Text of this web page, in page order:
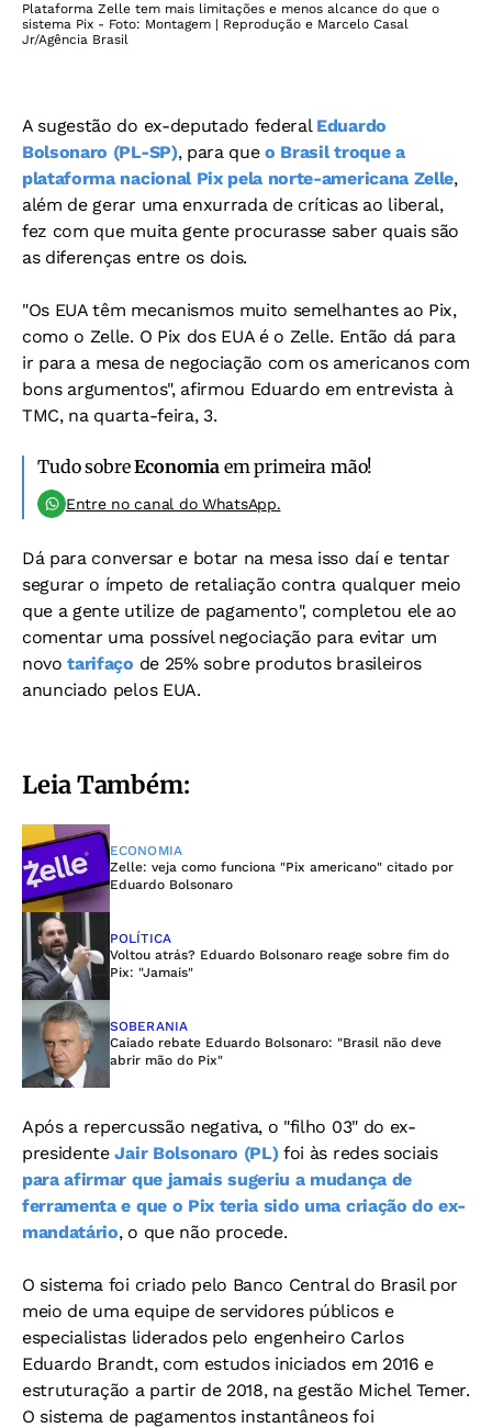
Plataforma Zelle tem mais limitações e menos alcance do que o
sistema Pix - Foto: Montagem | Reprodução e Marcelo Casal
Jr/Agência Brasil
A sugestão do ex-deputado federal Eduardo
Bolsonaro (PL-SP), para queo Brasil troque a
plataforma nacional Pix pela norte-americana Zelle,
além de gerar uma enxurrada de críticas ao liberal,
fez com que muita gente procurasse saber quais são
as diferenças entre os dois.
"Os EUA têm mecanismos muito semelhantes ao Pix,
como o Zelle. O Pix dos EUA é o Zelle. Então dá para
ir para a mesa de negociação com os americanos com
bons argumentos", afirmou Eduardo em entrevista à
TMC, na quarta-feira, 3.
Tudo sobreEconomiaem primeira mão!
Entre no canal do WhatsApp.
Dá para conversar e botar na mesa isso daí e tentar
segurar o ímpeto de retaliação contra qualquer meio
que a gente utilize de pagamento", completou ele ao
comentar uma possível negociação para evitar um
novotarifaço de 25% sobre produtos brasileiros
anunciado pelos EUA.
Leia Também:
ECONOMIA
Zelle: veja como funciona "Pix americano" citado por
Eduardo Bolsonaro
POLÍTICA
Voltou atrás? Eduardo Bolsonaro reage sobre fim do
Pix: "Jamais"
SOBERANIA
Caiado rebate Eduardo Bolsonaro: "Brasil não deve
abrir mão do Pix"
Após a repercussão negativa, o "filho 03" do ex-
presidenteJair Bolsonaro (PL)foi às redes sociais
para afirmar que jamais sugeriu a mudança de
ferramenta e que o Pix teria sido uma criação do ex-
mandatário, o que não procede.
O sistema foi criado pelo Banco Central do Brasil por
meio de uma equipe de servidores públicos e
especialistas liderados pelo engenheiro Carlos
Eduardo Brandt, com estudos iniciados em 2016 e
estruturação a partir de 2018, na gestão Michel Temer.
O sistema de pagamentos instantâneos foi